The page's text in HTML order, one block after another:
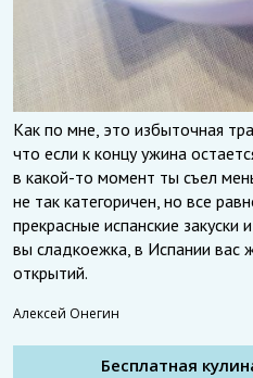
Как по мне, это избыточная
что если к концу ужина
в какой-то момент ты съел
не так категоричен, но все
прекрасные испанские
вы сладкоежка, в Испании вас
открытий.
Алексей Онегин
Бесплатная